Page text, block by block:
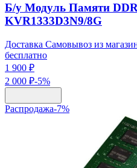
Б/у Модуль Памяти
KVR1333D3N9/8G
Доставка Самовывоз из
бесплатно
1 900 ₽
2 000 ₽-5%
Распродажа-7%